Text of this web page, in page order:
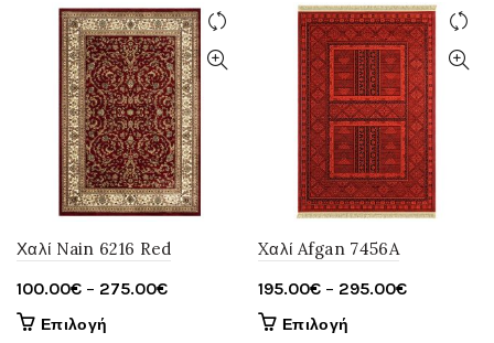
Χαλί Nain 6216 Red
100.00€ – 275.00€Price
Επιλογή
Xαλί Afgan 7456A
195.00€ – 295.00€Price
Επιλογή